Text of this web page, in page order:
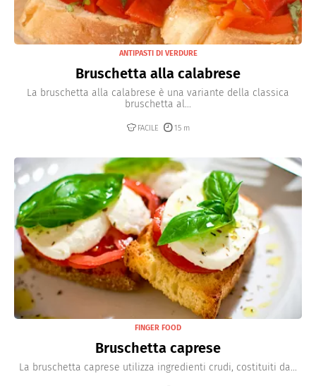
ANTIPASTI DI VERDURE
Bruschetta alla calabrese
La bruschetta alla calabrese è una variante della classica
bruschetta al...
FACILE 15 m
FINGER FOOD
Bruschetta caprese
La bruschetta caprese utilizza ingredienti crudi, costituiti da...